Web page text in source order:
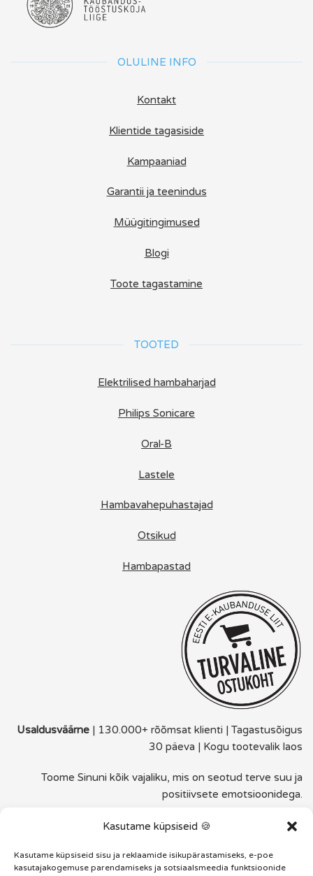
Kasutame küpsiseid 🍪
Kasutame küpsiseid sisu ja reklaamide isikupärastamiseks, e-poe
kasutajakogemuse parendamiseks ja sotsiaalsmeedia funktsioonide
OLULINE INFO
Kontakt
Klientide tagasiside
Kampaaniad
Garantii ja teenindus
Müügitingimused
Blogi
Toote tagastamine
TOOTED
Elektrilised hambaharjad
Philips Sonicare
Oral-B
Lastele
Hambavahepuhastajad
Otsikud
Hambapastad
Usaldusväärne | 130.000+ rõõmsat klienti | Tagastusõigus
30 päeva | Kogu tootevalik laos
Toome Sinuni kõik vajaliku, mis on seotud terve suu ja
positiivsete emotsioonidega.
Hammas32 - Julge naeratada!
FACEBOOK INSTAGRAM